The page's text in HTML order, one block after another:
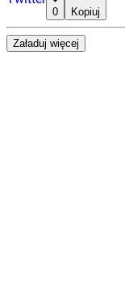
0 Kopiuj
Załaduj więcej